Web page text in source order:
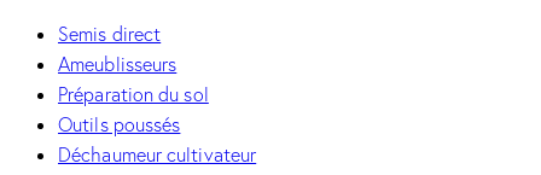
Semis direct
Ameublisseurs
Préparation du sol
Outils poussés
Déchaumeur cultivateur